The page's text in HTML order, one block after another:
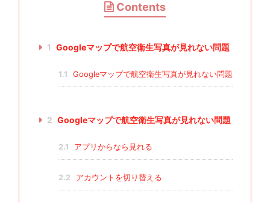
Contents
1 Googleマップで航空衛生写真が見れない問題
1.1 Googleマップで航空衛生写真が見れない問題
2 Googleマップで航空衛生写真が見れない問題
2.1 アプリからなら見れる
2.2 アカウントを切り替える